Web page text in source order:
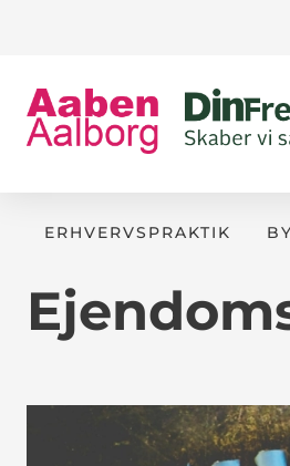
ERHVERVSPRAKTIK